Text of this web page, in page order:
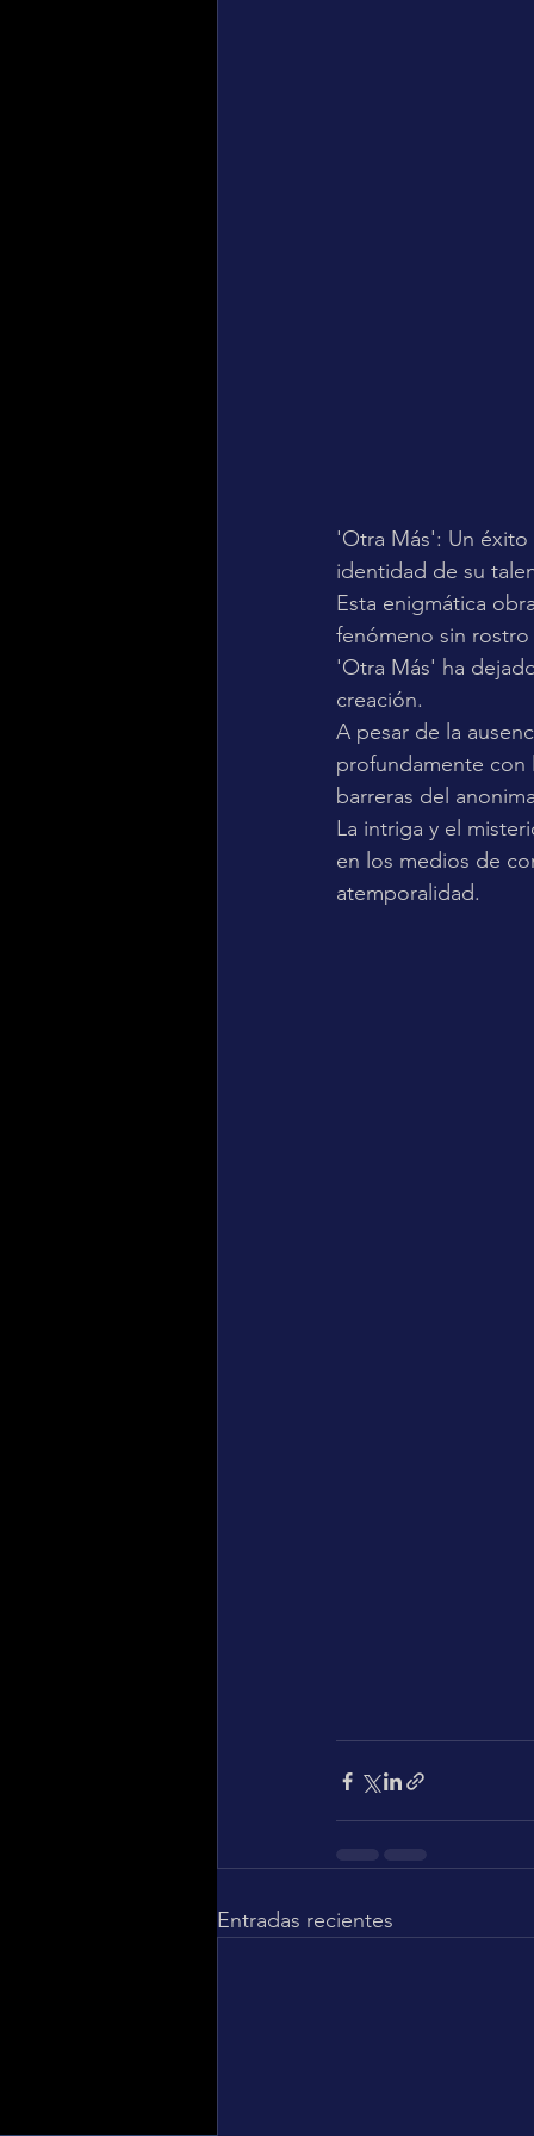
'Otra Más': Un éxito
identidad de su
Esta enigmática
fenómeno sin rostro
'Otra Más' ha
creación.
A pesar de la
profundamente con
barreras del
La intriga y el
en los medios de
atemporalidad.
Entradas recientes